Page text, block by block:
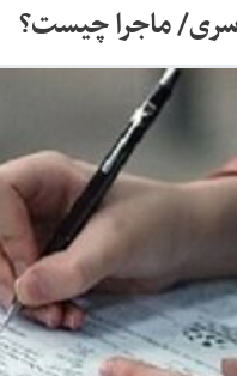
ماجرا چیست؟